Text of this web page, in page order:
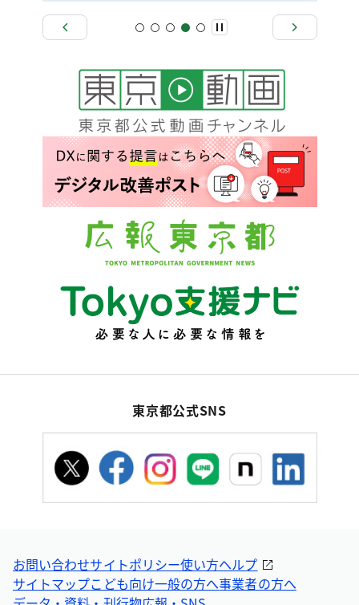
東京都公式SNS
お問い合わせサイトポリシー使い方ヘルプ
サイトマップこども向け一般の方へ事業者の方へ